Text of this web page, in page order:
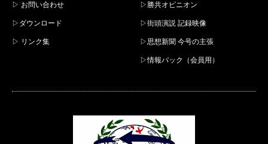
▷ お問い合わせ
▷ダウンロード
▷ リンク集
▷勝共オピニオン
▷街頭演説 記録映像
▷思想新聞 今号の主張
▷情報パック（会員用）